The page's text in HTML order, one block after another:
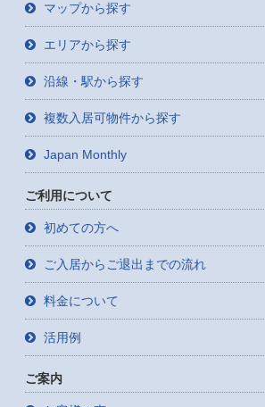
マップから探す
エリアから探す
沿線・駅から探す
複数入居可物件から探す
Japan Monthly
ご利用について
初めての方へ
ご入居からご退出までの流れ
料金について
活用例
ご案内